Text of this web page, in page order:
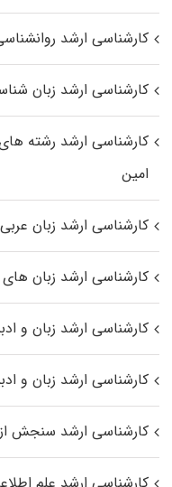
کارشناسی ارشد
کارشناسی ارشد زبان
کارشناسی ارشد رﺷﺘﻪ
اﻣﻴﻦ
کارشناسی ارشد زبان عربی
کارشناسی ارشد زبان‌ های
کارشناسی ارشد زبان و
کارشناسی ارشد زبان و
کارشناسی ارشد سنجش